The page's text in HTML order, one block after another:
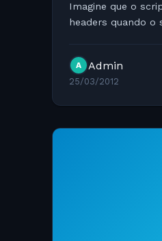
Imagine que o
headers quando o
A Admin
25/03/2012